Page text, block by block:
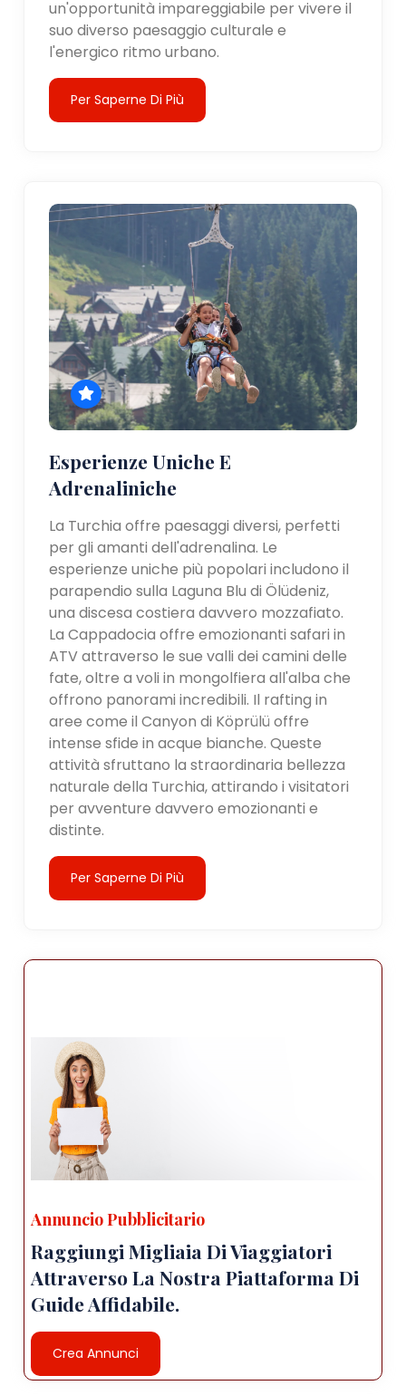
un'opportunità impareggiabile per vivere il
suo diverso paesaggio culturale e
l'energico ritmo urbano.
Per Saperne Di Più
Esperienze Uniche E
Adrenaliniche
La Turchia offre paesaggi diversi, perfetti
per gli amanti dell'adrenalina. Le
esperienze uniche più popolari includono il
parapendio sulla Laguna Blu di Ölüdeniz,
una discesa costiera davvero mozzafiato.
La Cappadocia offre emozionanti safari in
ATV attraverso le sue valli dei camini delle
fate, oltre a voli in mongolfiera all'alba che
offrono panorami incredibili. Il rafting in
aree come il Canyon di Köprülü offre
intense sfide in acque bianche. Queste
attività sfruttano la straordinaria bellezza
naturale della Turchia, attirando i visitatori
per avventure davvero emozionanti e
distinte.
Per Saperne Di Più
Annuncio Pubblicitario
Raggiungi Migliaia Di Viaggiatori
Attraverso La Nostra Piattaforma Di
Guide Affidabile.
Crea Annunci